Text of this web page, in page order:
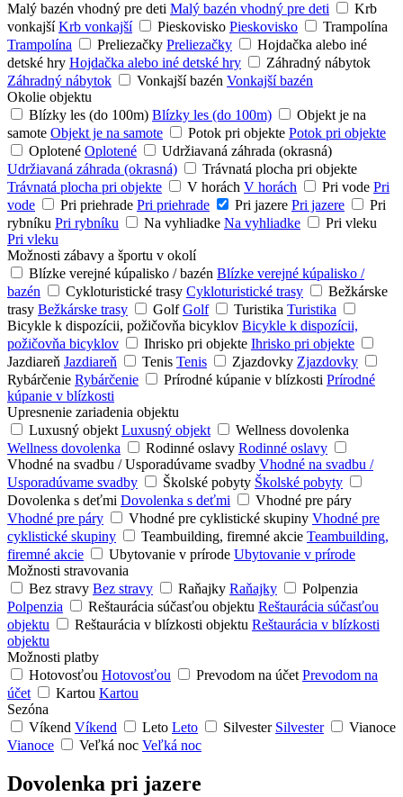
Malý bazén vhodný pre deti Malý bazén vhodný pre deti
Krb
vonkajší Krb vonkajší Pieskovisko Pieskovisko
Trampolína
Trampolína
Preliezačky Preliezačky
Hojdačka alebo iné
detské hry Hojdačka alebo iné detské hry
Záhradný nábytok
Záhradný nábytok
Vonkajší bazén Vonkajší bazén
Okolie objektu
Blízky les (do 100m) Blízky les (do 100m)
Objekt je na
samote Objekt je na samote Potok pri objekte Potok pri objekte
Oplotené Oplotené
Udržiavaná záhrada (okrasná)
Udržiavaná záhrada (okrasná)
Trávnatá plocha pri objekte
Trávnatá plocha pri objekte
V horách V horách Pri vode Pri
vode
Pri priehrade Pri priehrade Pri jazere Pri jazere
Pri
rybníku Pri rybníku Na vyhliadke Na vyhliadke
Pri vleku
Pri vleku
Možnosti zábavy a športu v okolí
Blízke verejné kúpalisko / bazén Blízke verejné kúpalisko /
bazén
Cykloturistické trasy Cykloturistické trasy
Bežkárske
trasy Bežkárske trasy Golf Golf Turistika Turistika
Bicykle k dispozícii, požičovňa bicyklov Bicykle k dispozícii,
požičovňa bicyklov
Ihrisko pri objekte Ihrisko pri objekte
Jazdiareň Jazdiareň Tenis Tenis Zjazdovky Zjazdovky
Rybárčenie Rybárčenie Prírodné kúpanie v blízkosti Prírodné
kúpanie v blízkosti
Upresnenie zariadenia objektu
Luxusný objekt Luxusný objekt
Wellness dovolenka
Wellness dovolenka
Rodinné oslavy Rodinné oslavy
Vhodné na svadbu / Usporadúvame svadby Vhodné na svadbu /
Usporadúvame svadby
Školské pobyty Školské pobyty
Dovolenka s deťmi Dovolenka s deťmi
Vhodné pre páry
Vhodné pre páry
Vhodné pre cyklistické skupiny Vhodné pre
cyklistické skupiny
Teambuilding, firemné akcie Teambuilding,
firemné akcie
Ubytovanie v prírode Ubytovanie v prírode
Možnosti stravovania
Bez stravy Bez stravy Raňajky Raňajky
Polpenzia
Polpenzia
Reštaurácia súčasťou objektu Reštaurácia súčasťou
objektu
Reštaurácia v blízkosti objektu Reštaurácia v blízkosti
objektu
Možnosti platby
Hotovosťou Hotovosťou Prevodom na účet Prevodom na
účet
Kartou Kartou
Sezóna
Víkend Víkend Leto Leto Silvester Silvester
Vianoce
Vianoce
Veľká noc Veľká noc
Dovolenka pri jazere